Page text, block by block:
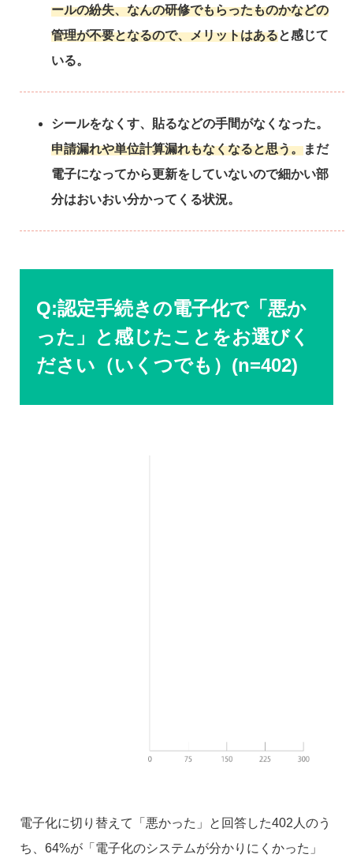
ールの紛失、なんの研修でもらったものかなどの
管理が不要となるので、メリットはあると感じて
いる。
シールをなくす、貼るなどの手間がなくなった。
申請漏れや単位計算漏れもなくなると思う。まだ
電子になってから更新をしていないので細かい部
分はおいおい分かってくる状況。
Q:認定手続きの電子化で「悪か
った」と感じたことをお選びく
ださい（いくつでも）(n=402)
電子化に切り替えて「悪かった」と回答した402人のう
ち、64%が「電子化のシステムが分かりにくかった」